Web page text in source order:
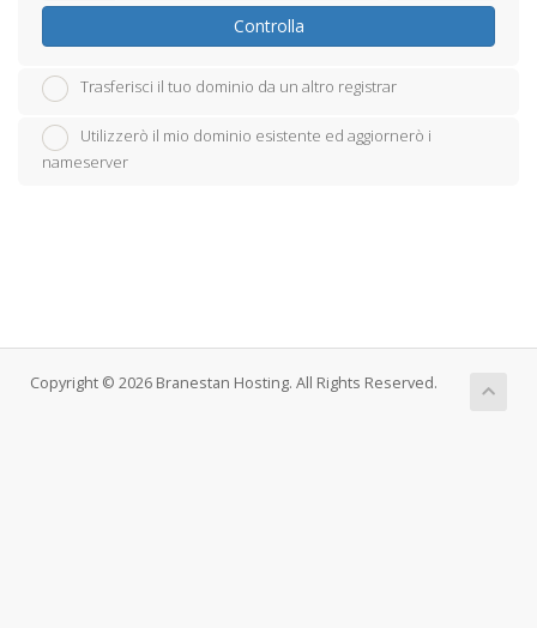
Controlla
Trasferisci il tuo dominio da un altro registrar
Utilizzerò il mio dominio esistente ed aggiornerò i
nameserver
Copyright © 2026 Branestan Hosting. All Rights Reserved.